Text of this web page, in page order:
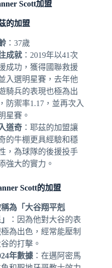
Scott加盟
的加盟
：37歲
成就：2019年以41次
成功，獲得國聯救援
入選明星賽，去年他
騎兵的表現也極為出
防禦率1.17，並再次入
星賽。
道奇 ：耶茲的加盟讓
的牛棚更具經驗和穩
，為球隊的後援投手
強大的實力。
Scott的加盟
為「大谷翔平剋
：因為他對大谷的表
為出色，經常能壓制
的打擊。
年數據 ：在邁阿密馬